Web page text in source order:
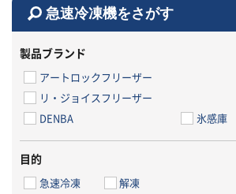
急速冷凍機をさがす
製品ブランド
アートロックフリーザー
リ・ジョイスフリーザー
DENBA
氷感庫
目的
急速冷凍
解凍